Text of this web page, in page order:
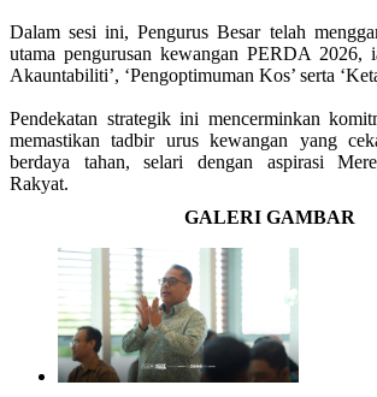
Dalam sesi ini, Pengurus Besar telah
utama pengurusan kewangan PERDA 2026,
Akauntabiliti’, ‘Pengoptimuman Kos’ serta
Pendekatan strategik ini mencerminkan
memastikan tadbir urus kewangan yang
berdaya tahan, selari dengan aspirasi
Rakyat.
GALERI GAMBAR